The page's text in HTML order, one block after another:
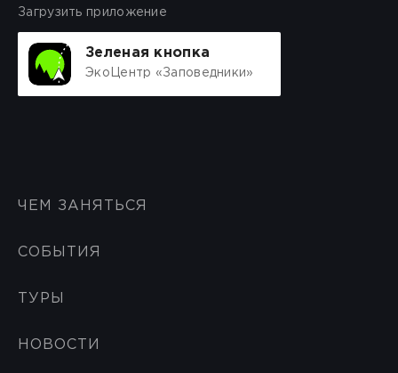
Загрузить приложение
Зеленая кнопка
ЭкоЦентр «Заповедники»
ЧЕМ ЗАНЯТЬСЯ
СОБЫТИЯ
ТУРЫ
НОВОСТИ